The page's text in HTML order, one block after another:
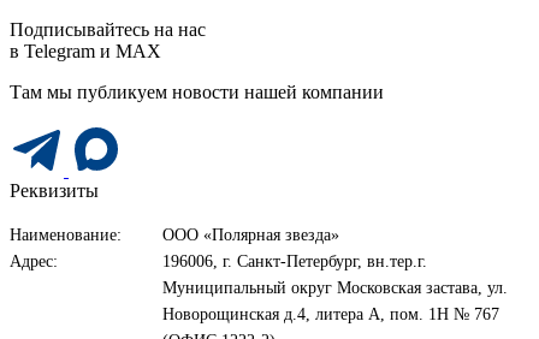
Подписывайтесь на нас
в Telegram и MAX
Там мы публикуем новости нашей компании
Реквизиты
Наименование:
ООО «Полярная звезда»
Адрес:
196006, г. Санкт-Петербург, вн.тер.г.
Муниципальный округ Московская застава, ул.
Новорощинская д.4, литера А, пом. 1Н № 767